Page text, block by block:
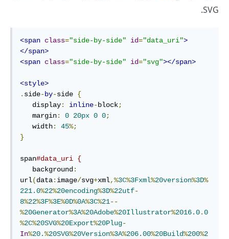
SVG.
<span class="side-by-side" id="data_uri">
</span>
<span class="side-by-side" id="svg"></span>
<style>
. side-by-side {
   display
: inline-block;
   margin
: 0 20px 0 0;
   width
: 45%;
}
span#data_uri {
   background
:
url(data: image/svg+xml,%3C%3Fxml%20version%3D%
221.0%22%20encoding%3D%22utf-
8%22%3F%3E%0D%0A%3C%21--
%20Generator%3A%20Adobe%20Illustrator%2016.0.0
%2C%20SVG%20Export%20Plug-
In%20.%20SVG%20Version%3A%206.00%20Build%200%2